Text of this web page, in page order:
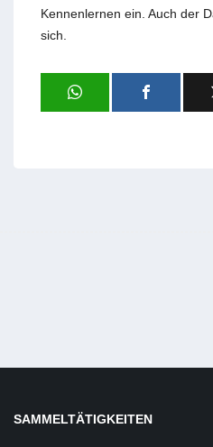
Kennenlernen ein. Auch der
sich.
SAMMELTÄTIGKEITEN